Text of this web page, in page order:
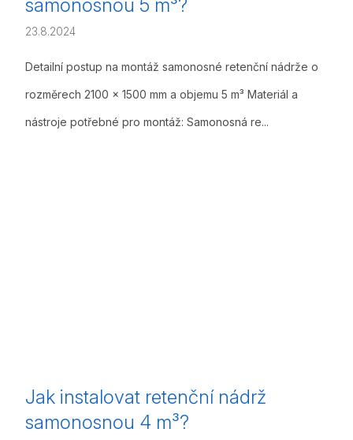
samonosnou 5 m³?
23.8.2024
Detailní postup na montáž samonosné retenční nádrže o
rozměrech 2100 x 1500 mm a objemu 5 m³ Materiál a
nástroje potřebné pro montáž: Samonosná re...
Jak instalovat retenční nádrž
samonosnou 4 m³?